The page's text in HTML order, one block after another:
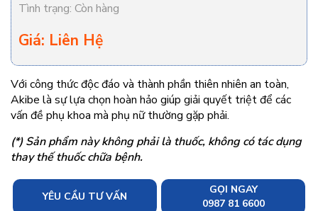
Tình trạng: Còn hàng
Giá: Liên Hệ
Với công thức độc đáo và thành phần thiên nhiên an toàn,
Akibe là sự lựa chọn hoàn hảo giúp giải quyết triệt để các
vấn đề phụ khoa mà phụ nữ thường gặp phải.
(*) Sản phẩm này không phải là thuốc, không có tác dụng
thay thế thuốc chữa bệnh.
YÊU CẦU TƯ VẤN
GỌI NGAY
0987 81 6600